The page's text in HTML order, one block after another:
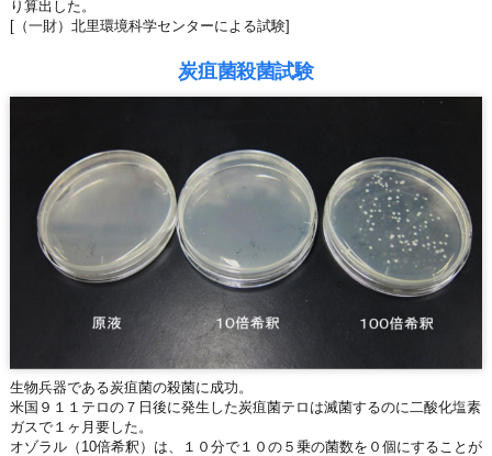
り算出した。
[（一財）北里環境科学センターによる試験]
炭疽菌殺菌試験
生物兵器である炭疽菌の殺菌に成功。
米国９１１テロの７日後に発生した炭疽菌テロは滅菌するのに二酸化塩素
ガスで１ヶ月要した。
オゾラル（10倍希釈）は、１０分で１０の５乗の菌数を０個にすることが